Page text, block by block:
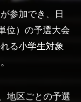
参加でき、日
位）の予選大会
る小学生対象
地区ごとの予選